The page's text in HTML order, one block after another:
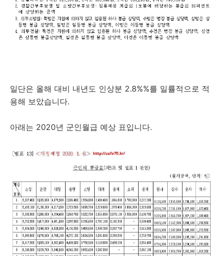
일단은 올해 대비 내년도 인상분 2.8%%를 일률적으로 적
용해 보았습니다.
아래는 2020년 군인월급 예상 표입니다.